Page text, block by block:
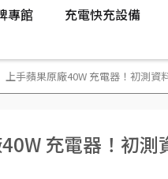
專館 充電快充設備
上手蘋果原廠40W 充電器！初測資
充電器！初